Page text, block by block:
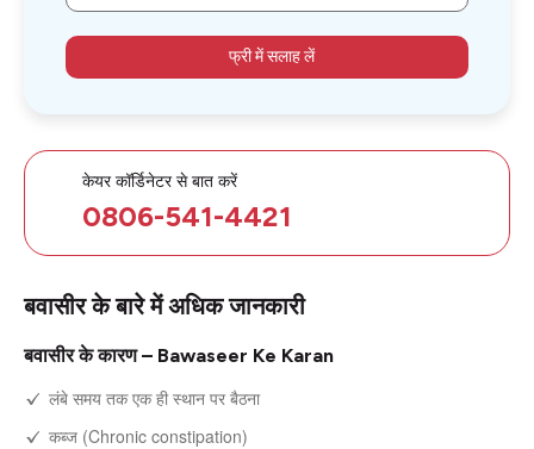
बवासीर के बारे में अधिक जानकारी
बवासीर के कारण – Bawaseer Ke Karan
लंबे समय तक एक ही स्थान पर बैठना
कब्ज (Chronic constipation)
फ्री में सलाह लें
केयर कॉर्डिनेटर से बात करें
0806-541-4421